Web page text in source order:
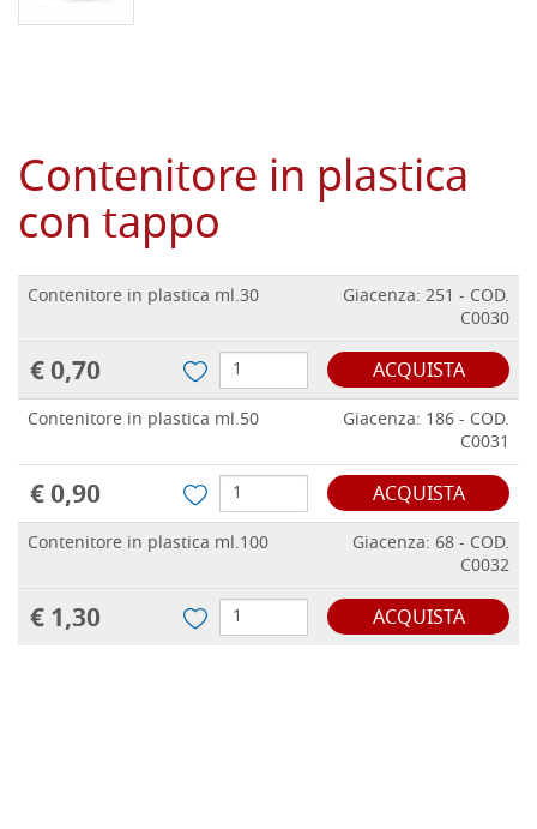
Contenitore in plastica
con tappo
Contenitore in plastica ml.30
Giacenza: 251 - COD.
C0030
€ 0,70 ACQUISTA
Contenitore in plastica ml.50
Giacenza: 186 - COD.
C0031
€ 0,90 ACQUISTA
Contenitore in plastica ml.100
Giacenza: 68 - COD.
C0032
€ 1,30 ACQUISTA